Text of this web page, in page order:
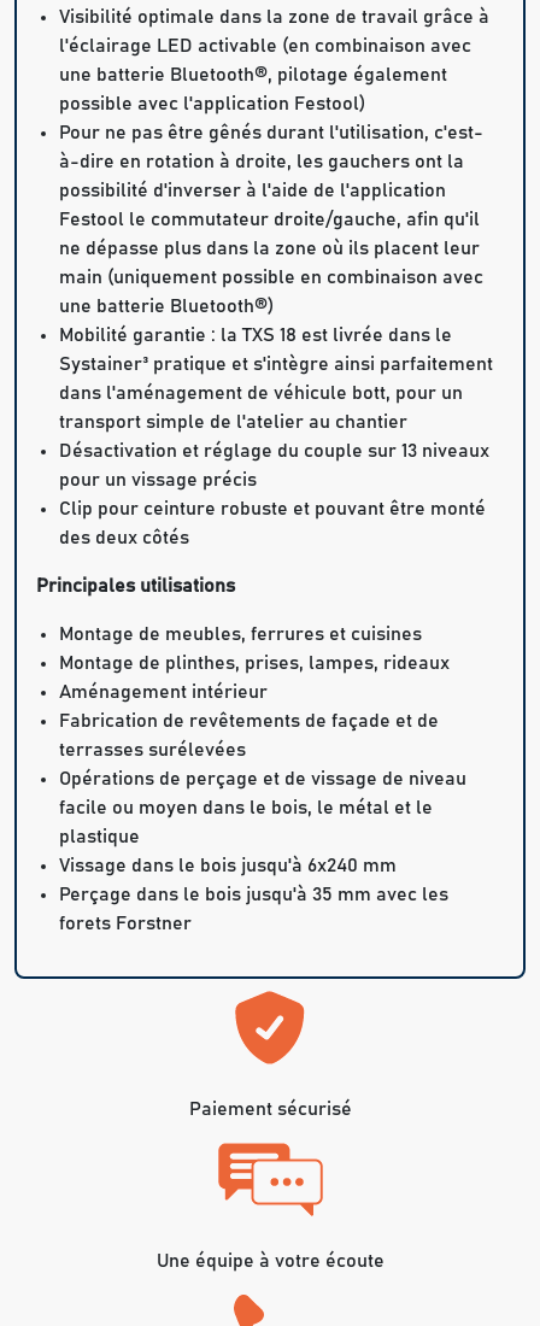
Visibilité optimale dans la zone de travail grâce à
l'éclairage LED activable (en combinaison avec
une batterie Bluetooth®, pilotage également
possible avec l'application Festool)
Pour ne pas être gênés durant l'utilisation, c'est-
à-dire en rotation à droite, les gauchers ont la
possibilité d'inverser à l'aide de l'application
Festool le commutateur droite/gauche, afin qu'il
ne dépasse plus dans la zone où ils placent leur
main (uniquement possible en combinaison avec
une batterie Bluetooth®)
Mobilité garantie : la TXS 18 est livrée dans le
Systainer³ pratique et s'intègre ainsi parfaitement
dans l'aménagement de véhicule bott, pour un
transport simple de l'atelier au chantier
Désactivation et réglage du couple sur 13 niveaux
pour un vissage précis
Clip pour ceinture robuste et pouvant être monté
des deux côtés
Principales utilisations
Montage de meubles, ferrures et cuisines
Montage de plinthes, prises, lampes, rideaux
Aménagement intérieur
Fabrication de revêtements de façade et de
terrasses surélevées
Opérations de perçage et de vissage de niveau
facile ou moyen dans le bois, le métal et le
plastique
Vissage dans le bois jusqu'à 6x240 mm
Perçage dans le bois jusqu'à 35 mm avec les
forets Forstner
Paiement sécurisé
Une équipe à votre écoute